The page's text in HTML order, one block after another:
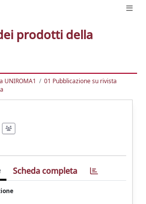
prodotti della
UNIROMA1
01 Pubblicazione su rivista
Scheda completa